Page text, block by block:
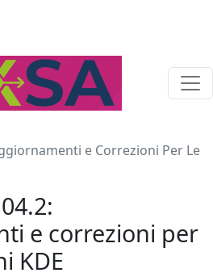
e Correzioni Per Le
e correzioni per
KDE